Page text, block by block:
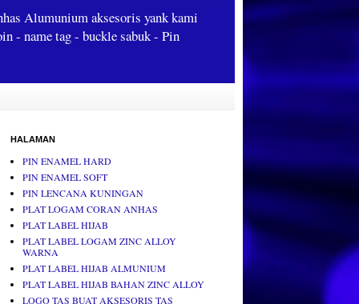
Alumunium aksesoris yank kami
- name tag - buckle sabuk - Pin
HALAMAN
PIN ENAMEL HARD
PIN ENAMEL SOFT
PIN LENCANA KUNINGAN
PLAT LOGAM CORAN ANHAS
PLAT LABEL HIJAB
PLAT LABEL LOGAM ZINC ALLOY
WARNA
PLAT LABEL HIJAB ALMUNIUM
PLAT LABEL HIJAB BAHAN ZINC ALLOY
LOGO TAS BUAT AKSESORIS TAS